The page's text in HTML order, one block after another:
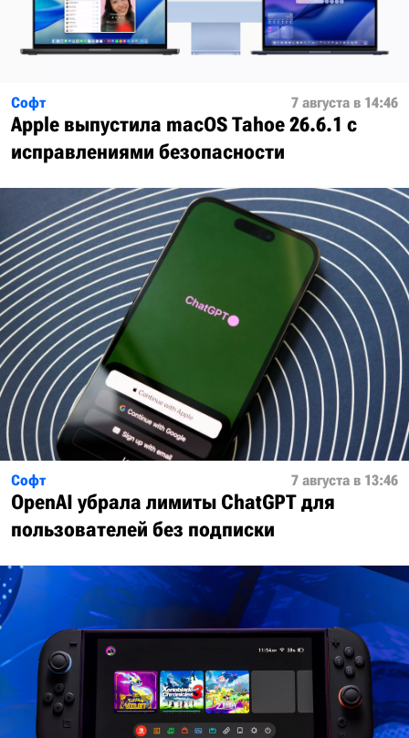
Софт 7 августа в 14:46
Apple выпустила macOS Tahoe 26.6.1 с
исправлениями безопасности
Софт 7 августа в 13:46
OpenAI убрала лимиты ChatGPT для
пользователей без подписки